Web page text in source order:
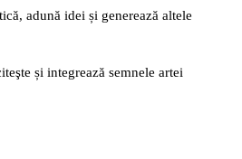
adună idei și generează altele
și integrează semnele artei